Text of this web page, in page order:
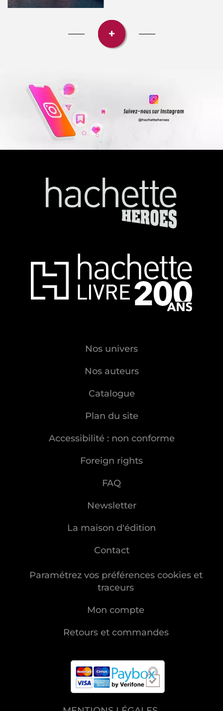
Nos univers
Nos auteurs
Catalogue
Plan du site
Accessibilité : non conforme
Foreign rights
FAQ
Newsletter
La maison d'édition
Contact
Paramétrez vos préférences cookies et
traceurs
Mon compte
Retours et commandes